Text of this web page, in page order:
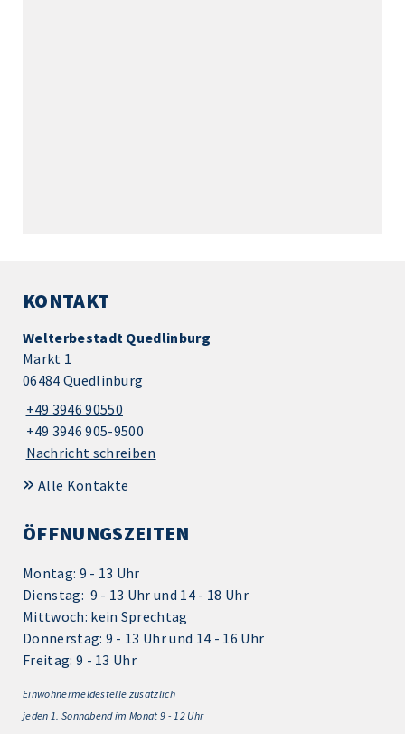
KONTAKT
Welterbestadt Quedlinburg
Markt 1
06484 Quedlinburg
+49 3946 90550
+49 3946 905-9500
Nachricht schreiben
Alle Kontakte
ÖFFNUNGSZEITEN
Montag: 9 - 13 Uhr
Dienstag: 9 - 13 Uhr und 14 - 18 Uhr
Mittwoch: kein Sprechtag
Donnerstag: 9 - 13 Uhr und 14 - 16 Uhr
Freitag: 9 - 13 Uhr
Einwohnermeldestelle zusätzlich
jeden 1. Sonnabend im Monat 9 - 12 Uhr